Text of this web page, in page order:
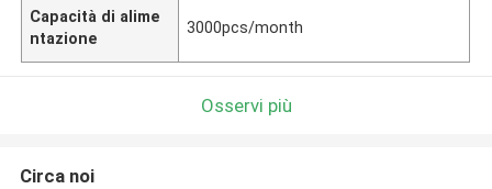
Capacità di alime
ntazione
3000pcs/month
Osservi più
Circa noi